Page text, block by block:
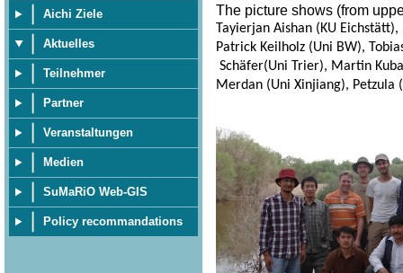
Aichi Ziele
Aktuelles
Teilnehmer
Partner
Veranstaltungen
Medien
SuMaRiO Web-GIS
Policy recommandations
The picture shows (from
Tayierjan Aishan (KU
Patrick Keilholz (Uni BW),
Schäfer(Uni Trier), Martin
Merdan (Uni Xinjiang), Petzula